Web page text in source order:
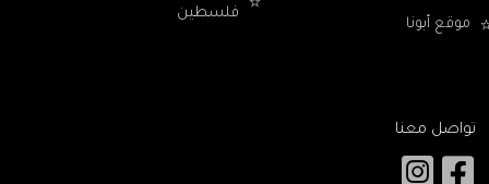
فلسطين
موقع أبونا
تواصل معنا